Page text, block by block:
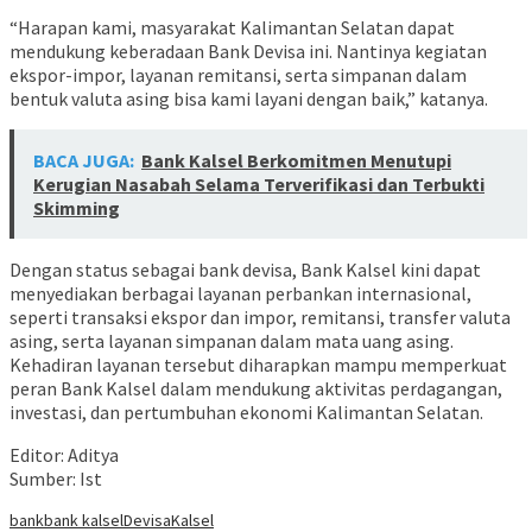
“Harapan kami, masyarakat Kalimantan Selatan dapat
mendukung keberadaan Bank Devisa ini. Nantinya kegiatan
ekspor-impor, layanan remitansi, serta simpanan dalam
bentuk valuta asing bisa kami layani dengan baik,” katanya.
BACA JUGA: Bank Kalsel Berkomitmen Menutupi
Kerugian Nasabah Selama Terverifikasi dan Terbukti
Skimming
Dengan status sebagai bank devisa, Bank Kalsel kini dapat
menyediakan berbagai layanan perbankan internasional,
seperti transaksi ekspor dan impor, remitansi, transfer valuta
asing, serta layanan simpanan dalam mata uang asing.
Kehadiran layanan tersebut diharapkan mampu memperkuat
peran Bank Kalsel dalam mendukung aktivitas perdagangan,
investasi, dan pertumbuhan ekonomi Kalimantan Selatan.
Editor: Aditya
Sumber: Ist
bankbank kalselDevisaKalsel